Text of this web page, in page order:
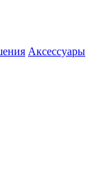
Аксессуары